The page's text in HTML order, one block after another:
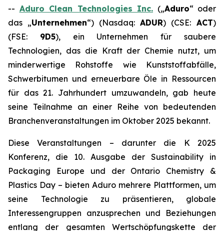
-- Aduro Clean Technologies Inc. („Aduro“ oder
das „Unternehmen“) (Nasdaq: ADUR) (CSE: ACT)
(FSE: 9D5), ein Unternehmen für saubere
Technologien, das die Kraft der Chemie nutzt, um
minderwertige Rohstoffe wie Kunststoffabfälle,
Schwerbitumen und erneuerbare Öle in Ressourcen
für das 21. Jahrhundert umzuwandeln, gab heute
seine Teilnahme an einer Reihe von bedeutenden
Branchenveranstaltungen im Oktober 2025 bekannt.
Diese Veranstaltungen – darunter die K 2025
Konferenz, die 10. Ausgabe der Sustainability in
Packaging Europe und der Ontario Chemistry &
Plastics Day – bieten Aduro mehrere Plattformen, um
seine Technologie zu präsentieren, globale
Interessengruppen anzusprechen und Beziehungen
entlang der gesamten Wertschöpfungskette der